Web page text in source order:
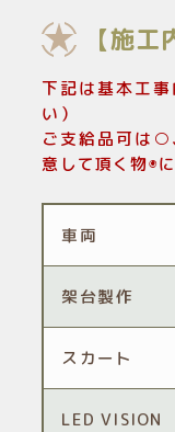
【施工
下記は基本工
い）
ご支給品可は
意して頂く物◉に
車両
架台製作
スカート
LED VISION